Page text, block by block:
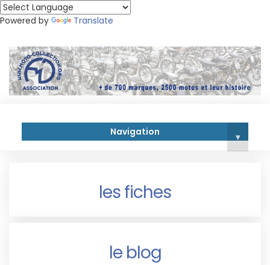
Powered by Translate
Navigation ▾
les fiches
le blog